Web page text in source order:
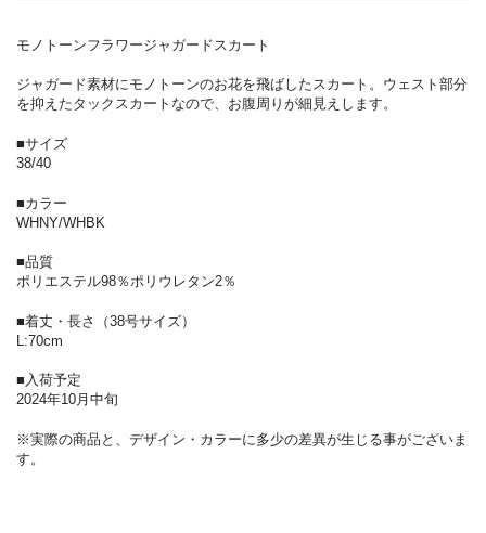
モノトーンフラワージャガードスカート
ジャガード素材にモノトーンのお花を飛ばしたスカート。ウェスト部分
を抑えたタックスカートなので、お腹周りが細見えします。
■サイズ
38/40
■カラー
WHNY/WHBK
■品質
ポリエステル98％ポリウレタン2％
■着丈・長さ（38号サイズ）
L:70cm
■入荷予定
2024年10月中旬
※実際の商品と、デザイン・カラーに多少の差異が生じる事がございま
す。